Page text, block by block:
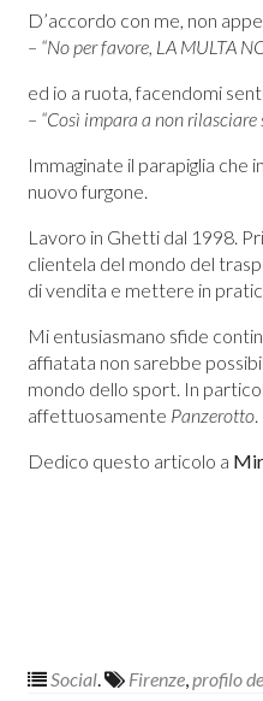
D’accordo con me, non
– “No per favore, LA MULTA
ed io a ruota, facendomi
– “Così impara a non
Immaginate il parapiglia che
nuovo furgone.
Lavoro in Ghetti dal 1998.
clientela del mondo del
di vendita e mettere in
Mi entusiasmano sfide
affiatata non sarebbe
mondo dello sport. In
affettuosamente Panzerotto
Dedico questo articolo a
Social Firenze profilo